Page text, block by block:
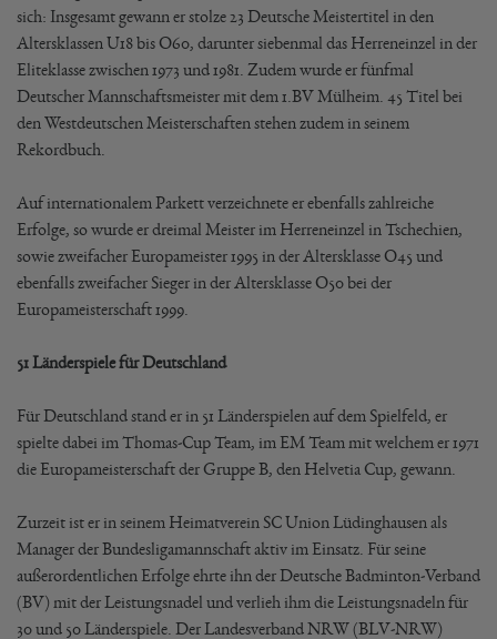
sich: Insgesamt gewann er stolze 23 Deutsche Meistertitel in den
Altersklassen U18 bis O60, darunter siebenmal das Herreneinzel in der
Eliteklasse zwischen 1973 und 1981. Zudem wurde er fünfmal
Deutscher Mannschaftsmeister mit dem 1.BV Mülheim. 45 Titel bei
den Westdeutschen Meisterschaften stehen zudem in seinem
Rekordbuch.
Auf internationalem Parkett verzeichnete er ebenfalls zahlreiche
Erfolge, so wurde er dreimal Meister im Herreneinzel in Tschechien,
sowie zweifacher Europameister 1995 in der Altersklasse O45 und
ebenfalls zweifacher Sieger in der Altersklasse O50 bei der
Europameisterschaft 1999.
51 Länderspiele für Deutschland
Für Deutschland stand er in 51 Länderspielen auf dem Spielfeld, er
spielte dabei im Thomas-Cup Team, im EM Team mit welchem er 1971
die Europameisterschaft der Gruppe B, den Helvetia Cup, gewann.
Zurzeit ist er in seinem Heimatverein SC Union Lüdinghausen als
Manager der Bundesligamannschaft aktiv im Einsatz. Für seine
außerordentlichen Erfolge ehrte ihn der Deutsche Badminton-Verband
(BV) mit der Leistungsnadel und verlieh ihm die Leistungsnadeln für
30 und 50 Länderspiele. Der Landesverband NRW (BLV-NRW)